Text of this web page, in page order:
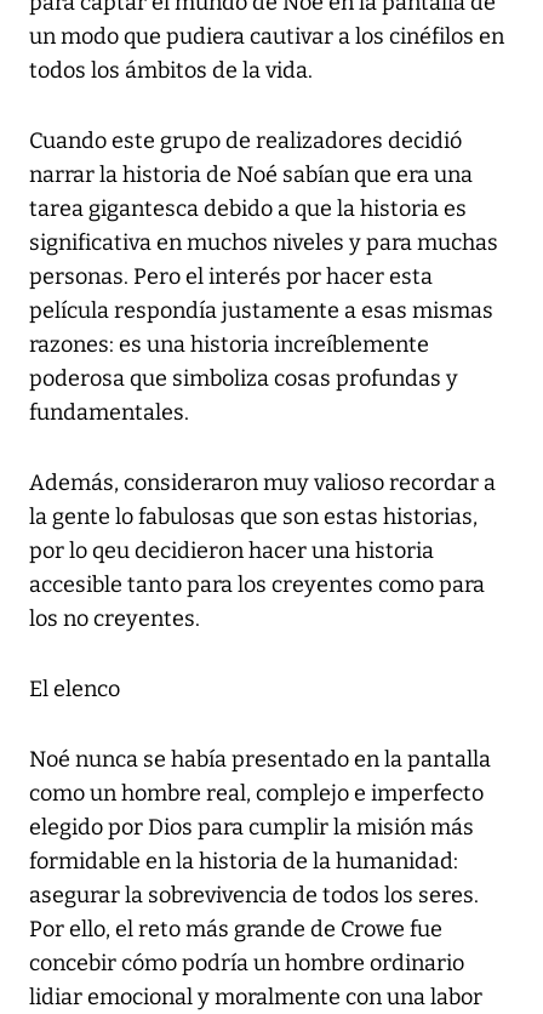
un modo que pudiera cautivar a los cinéfilos en
todos los ámbitos de la vida.
Cuando este grupo de realizadores decidió
narrar la historia de Noé sabían que era una
tarea gigantesca debido a que la historia es
significativa en muchos niveles y para muchas
personas. Pero el interés por hacer esta
película respondía justamente a esas mismas
razones: es una historia increíblemente
poderosa que simboliza cosas profundas y
fundamentales.
Además, consideraron muy valioso recordar a
la gente lo fabulosas que son estas historias,
por lo qeu decidieron hacer una historia
accesible tanto para los creyentes como para
los no creyentes.
El elenco
Noé nunca se había presentado en la pantalla
como un hombre real, complejo e imperfecto
elegido por Dios para cumplir la misión más
formidable en la historia de la humanidad:
asegurar la sobrevivencia de todos los seres.
Por ello, el reto más grande de Crowe fue
concebir cómo podría un hombre ordinario
lidiar emocional y moralmente con una labor